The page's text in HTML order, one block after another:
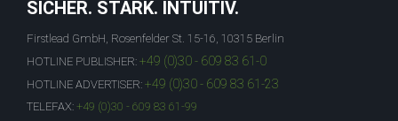
SICHER. STARK. INTUITIV.
Firstlead GmbH, Rosenfelder St. 15-16, 10315 Berlin
HOTLINE PUBLISHER: +49 (0)30 - 609 83 61-0
HOTLINE ADVERTISER: +49 (0)30 - 609 83 61-23
TELEFAX: +49 (0)30 - 609 83 61-99